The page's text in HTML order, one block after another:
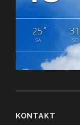
25°
SA
31
SO
KONTAKT